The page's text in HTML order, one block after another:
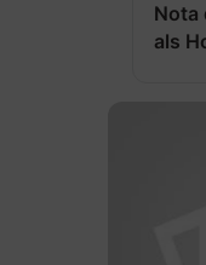
Nota
als